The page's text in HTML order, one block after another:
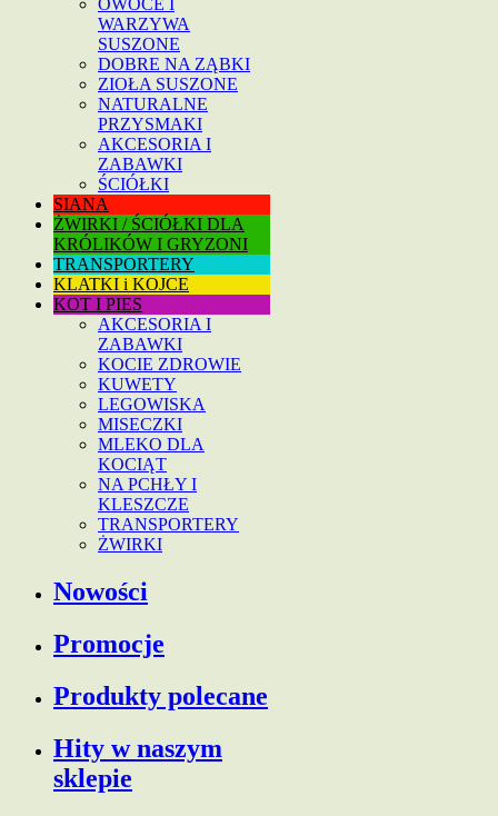
OWOCE I
WARZYWA
SUSZONE
DOBRE NA ZĄBKI
ZIOŁA SUSZONE
NATURALNE
PRZYSMAKI
AKCESORIA I
ZABAWKI
ŚCIÓŁKI
SIANA
ŻWIRKI / ŚCIÓŁKI DLA
KRÓLIKÓW I GRYZONI
TRANSPORTERY
KLATKI i KOJCE
KOT I PIES
AKCESORIA I
ZABAWKI
KOCIE ZDROWIE
KUWETY
LEGOWISKA
MISECZKI
MLEKO DLA
KOCIĄT
NA PCHŁY I
KLESZCZE
TRANSPORTERY
ŻWIRKI
Nowości
Promocje
Produkty polecane
Hity w naszym
sklepie